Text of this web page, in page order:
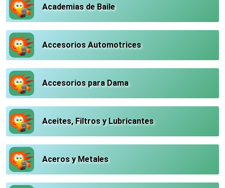
Academias de Baile
Accesorios Automotrices
Accesorios para Dama
Aceites, Filtros y Lubricantes
Aceros y Metales